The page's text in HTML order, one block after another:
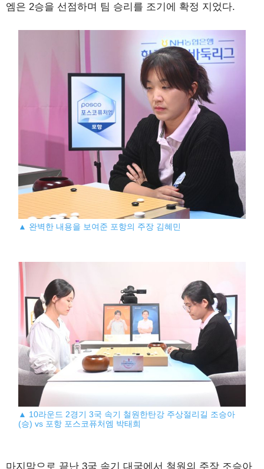
엠은 2승을 선점하며 팀 승리를 조기에 확정 지었다.
▲ 완벽한 내용을 보여준 포항의 주장 김혜민
▲ 10라운드 2경기 3국 속기 철원한탄강 주상절리길 조승아
(승) vs 포항 포스코퓨처엠 박태희
마지막으로 끝난 3국 속기 대국에서 철원의 주장 조승아